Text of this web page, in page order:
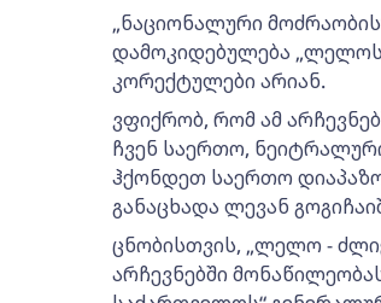
„ნაციონალური
დამოკიდებულება
კორექტულები არიან.
ვფიქრობ, რომ ამ
ჩვენ საერთო,
ჰქონდეთ საერთო
განაცხადა ლევან
ცნობისთვის, „ლელო -
არჩევნებში